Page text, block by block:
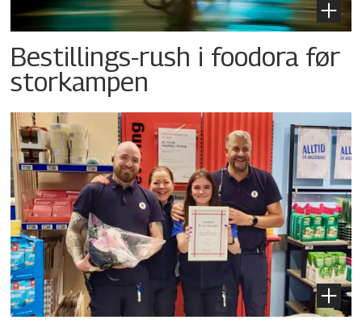
Bestillings-rush i foodora før
storkampen